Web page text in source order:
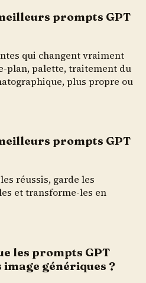
prompts GPT
qui changent vraiment
plan, palette, traitement du
plus propre ou
prompts GPT
réussis, garde les
et transforme-les en
les prompts GPT
génériques ?